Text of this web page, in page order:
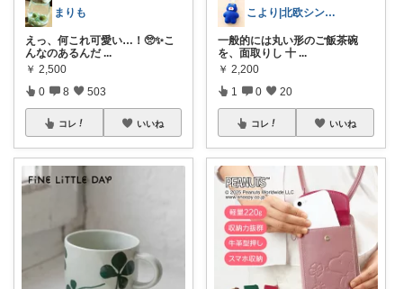
まりも
えっ、何これ可愛い…！🥺✨こ
んなのあるんだ ...
￥ 2,500
0 8 503
コレ いいね
こより|北欧シンプル淡色大好き保育士
一般的には丸い形のご飯茶碗
を、面取りし 十 ...
￥ 2,200
1 0 20
コレ いいね